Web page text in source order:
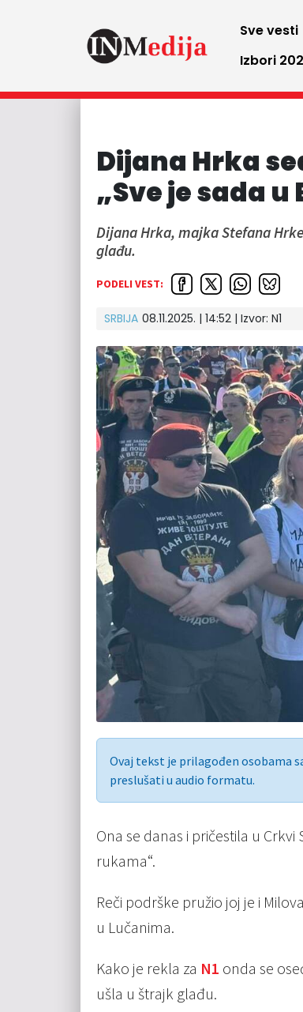
Sve vesti
Izbori
Dijana Hrka
„Sve je sada
Dijana Hrka, majka Stefana
glađu.
PODELI VEST:
SRBIJA 08.11.2025. | 14:52 | Izvor: N1
Ovaj tekst je prilagođen osobama
preslušati u audio formatu.
Ona se danas i pričestila u
rukama“.
Reči podrške pružio joj je i
u Lučanima.
Kako je rekla za N1 onda se
ušla u štrajk glađu.